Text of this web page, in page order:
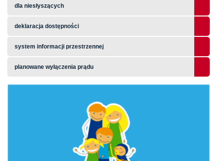
dla niesłyszących
deklaracja dostępności
system informacji przestrzennej
planowane wyłączenia prądu